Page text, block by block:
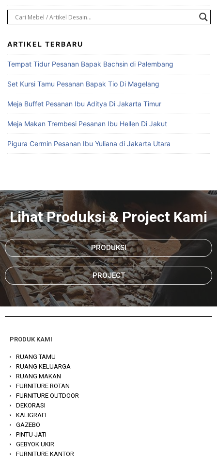
ARTIKEL TERBARU
Tempat Tidur Pesanan Bapak Bachsin di Palembang
Set Kursi Tamu Pesanan Bapak Tio Di Magelang
Meja Buffet Pesanan Ibu Aditya Di Jakarta Timur
Meja Makan Trembesi Pesanan Ibu Hellen Di Jakut
Pigura Cermin Pesanan Ibu Yuliana di Jakarta Utara
Lihat Produksi & Project Kami
PRODUKSI
PROJECT
PRODUK KAMI
RUANG TAMU
RUANG KELUARGA
RUANG MAKAN
FURNITURE ROTAN
FURNITURE OUTDOOR
DEKORASI
KALIGRAFI
GAZEBO
PINTU JATI
GEBYOK UKIR
FURNITURE KANTOR